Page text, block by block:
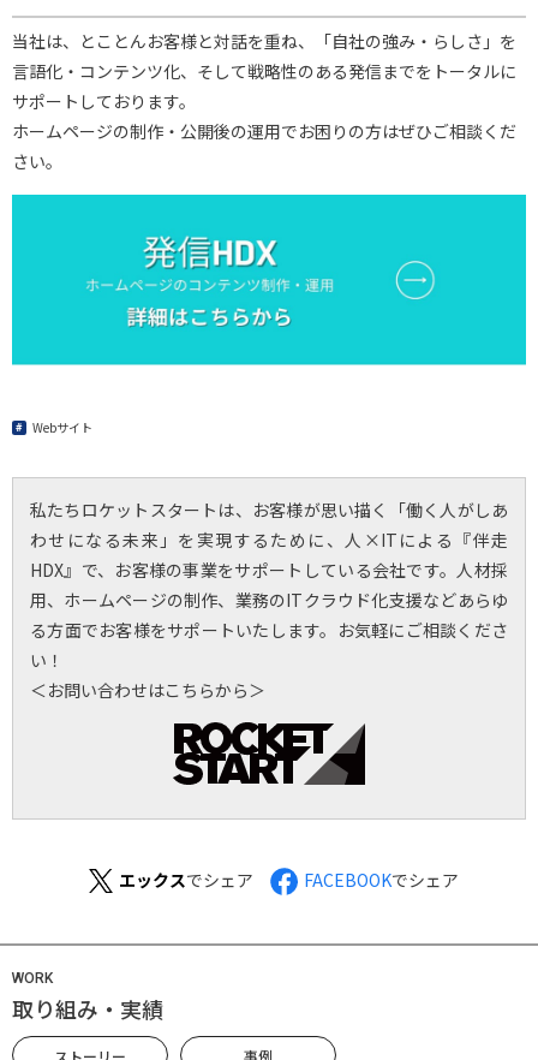
当社は、とことんお客様と対話を重ね、「自社の強み・らしさ」を
言語化・コンテンツ化、そして戦略性のある発信までをトータルに
サポートしております。
ホームページの制作・公開後の運用でお困りの方はぜひご相談くだ
さい。
Webサイト
私たちロケットスタートは、お客様が思い描く「働く人がしあ
わせになる未来」を実現するために、人×ITによる『伴走
HDX』で、お客様の事業をサポートしている会社です。人材採
用、ホームページの制作、業務のITクラウド化支援などあらゆ
る方面でお客様をサポートいたします。お気軽にご相談くださ
い！
＜お問い合わせはこちらから＞
エックスでシェア FACEBOOKでシェア
WORK
取り組み・実績
ストーリー 事例